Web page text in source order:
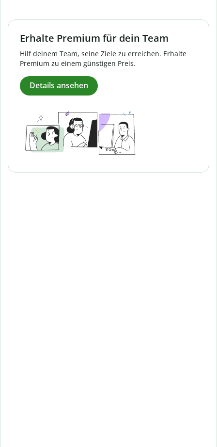
Erhalte Premium für dein Team
Hilf deinem Team, seine Ziele zu erreichen. Erhalte
Premium zu einem günstigen Preis.
Details ansehen